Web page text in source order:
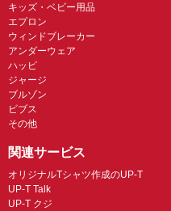
キッズ・ベビー用品
エプロン
ウィンドブレーカー
アンダーウェア
ハッピ
ジャージ
ブルゾン
ビブス
その他
関連サービス
オリジナルTシャツ作成のUP-T
UP-T Talk
UP-T クジ